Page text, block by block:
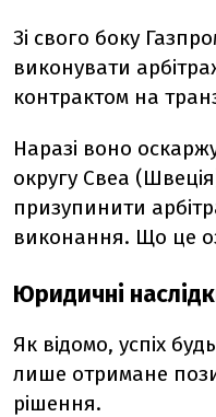
Зі свого боку
виконувати
контрактом на
Наразі воно
округу Свеа
призупинити
виконання. Що це
Юридичні
Як відомо, успіх
лише отримане
рішення.